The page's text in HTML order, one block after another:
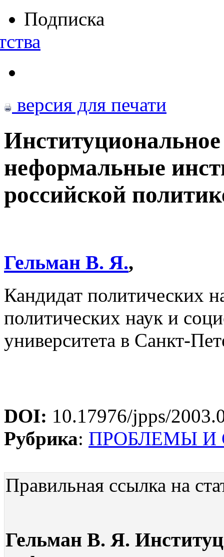
Подписка
версия для печати
неформальные
российской
Гельман В. Я.,
Кандидат политических
политических наук и
университета в Санкт-
DOI: 10.17976/jpps/
Рубрика: ПРОБЛЕМЫ И
Правильная ссылка на
Гельман В. Я.